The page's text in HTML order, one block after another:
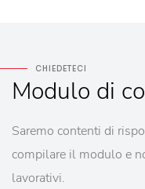
CHIEDETECI
Modulo di
Saremo contenti di
compilare il modulo e
lavorativi.